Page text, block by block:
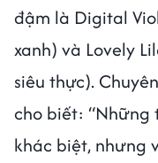
đậm là Digital
xanh) và Lovely
siêu thực).
cho biết: “Những
khác biệt, nhưng